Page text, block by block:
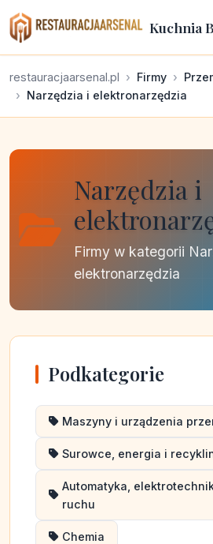
Kuchnia
restauracjaarsenal.pl Firmy
Narzędzia i elektronarzędzia
Narzędzia i
Firmy w kategorii
elektronarzędzia
Podkategorie
Maszyny i urządzenia
Surowce, energia i
Automatyka,
ruchu
Chemia